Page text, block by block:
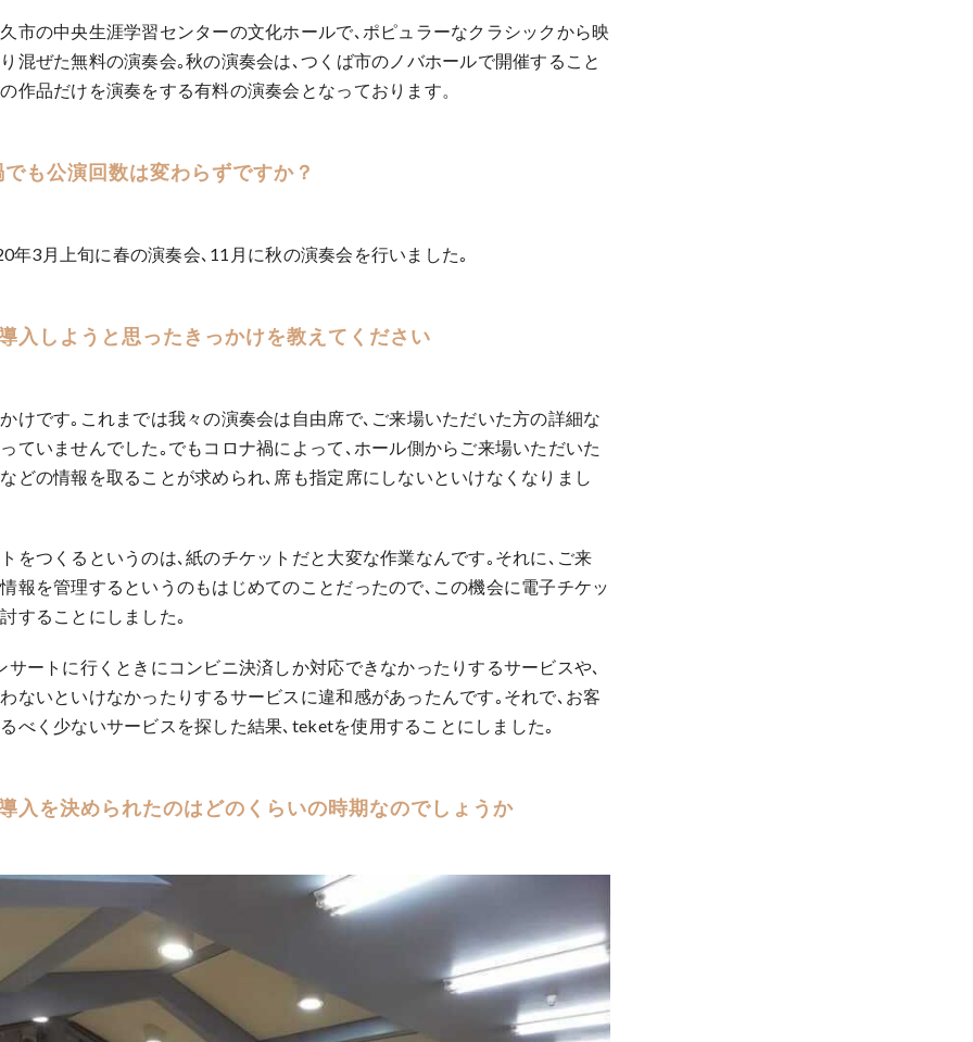
市の中央生涯学習センターの文化ホールで､ポピュラーなクラシックから映
混ぜた無料の演奏会｡秋の演奏会は､つくば市のノバホールで開催すること
作品だけを演奏をする有料の演奏会となっております。
も公演回数は変わらずですか？
年3月上旬に春の演奏会､11月に秋の演奏会を行いました｡
しようと思ったきっかけを教えてください
けです｡これまでは我々の演奏会は自由席で､ご来場いただいた方の詳細な
ていませんでした｡でもコロナ禍によって､ホール側からご来場いただいた
どの情報を取ることが求められ､席も指定席にしないといけなくなりまし
をつくるというのは､紙のチケットだと大変な作業なんです｡それに､ご来
報を管理するというのもはじめてのことだったので､この機会に電子チケッ
することにしました｡
サートに行くときにコンビニ決済しか対応できなかったりするサービスや､
ないといけなかったりするサービスに違和感があったんです｡それで､お客
べく少ないサービスを探した結果､teketを使用することにしました｡
を決められたのはどのくらいの時期なのでしょうか